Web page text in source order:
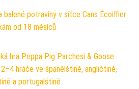
balené potraviny v síťce Cans Écoiffier
od 18 měsíců
hra Peppa Pig Parchesi & Goose
2–4 hráče ve španělštině, angličtině,
a portugalštině